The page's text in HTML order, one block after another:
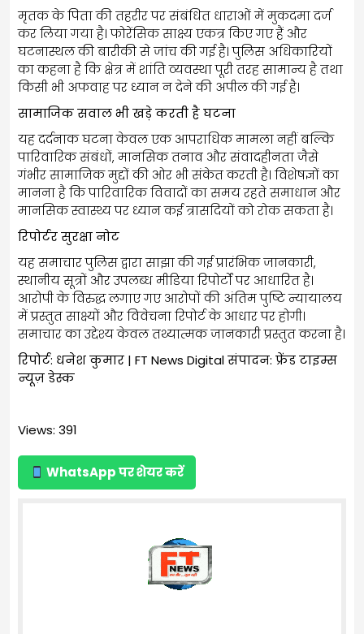
मृतक के पिता की तहरीर पर संबंधित धाराओं में मुकदमा दर्ज
कर लिया गया है। फोरेंसिक साक्ष्य एकत्र किए गए हैं और
घटनास्थल की बारीकी से जांच की गई है। पुलिस अधिकारियों
का कहना है कि क्षेत्र में शांति व्यवस्था पूरी तरह सामान्य है तथा
किसी भी अफवाह पर ध्यान न देने की अपील की गई है।
सामाजिक सवाल भी खड़े करती है घटना
यह दर्दनाक घटना केवल एक आपराधिक मामला नहीं बल्कि
पारिवारिक संबंधों, मानसिक तनाव और संवादहीनता जैसे
गंभीर सामाजिक मुद्दों की ओर भी संकेत करती है। विशेषज्ञों का
मानना है कि पारिवारिक विवादों का समय रहते समाधान और
मानसिक स्वास्थ्य पर ध्यान कई त्रासदियों को रोक सकता है।
रिपोर्टर सुरक्षा नोट
यह समाचार पुलिस द्वारा साझा की गई प्रारंभिक जानकारी,
स्थानीय सूत्रों और उपलब्ध मीडिया रिपोर्टों पर आधारित है।
आरोपी के विरुद्ध लगाए गए आरोपों की अंतिम पुष्टि न्यायालय
में प्रस्तुत साक्ष्यों और विवेचना रिपोर्ट के आधार पर होगी।
समाचार का उद्देश्य केवल तथ्यात्मक जानकारी प्रस्तुत करना है।
रिपोर्ट: धनेश कुमार | FT News Digital संपादन: फ्रेंड टाइम्स
न्यूज़ डेस्क
Views: 391
WhatsApp पर शेयर करें